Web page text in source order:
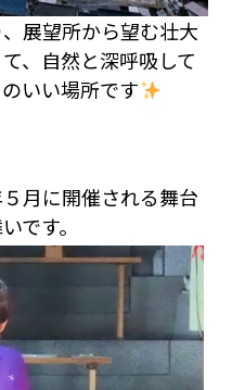
展望所から望む壮大
、自然と深呼吸して
いい場所です
月に開催される舞台
です。